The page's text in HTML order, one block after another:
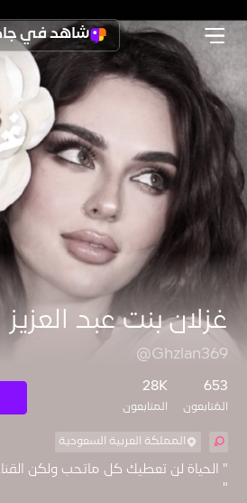
شاهد في
غزلان بنت عبد العزيز
@Ghzlan369
653
المُتابعون
28K
المتابعون
المملكة العربية السعودية
" الحياة لن تعطيك كل ماتحب ولكن
"